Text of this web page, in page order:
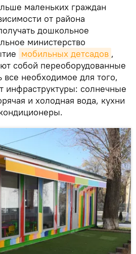
маленьких граждан
от района
дошкольное
министерство
мобильных детсадов ,
собой переоборудованные
все необходимое для того,
инфраструктуры: солнечные
и холодная вода, кухни